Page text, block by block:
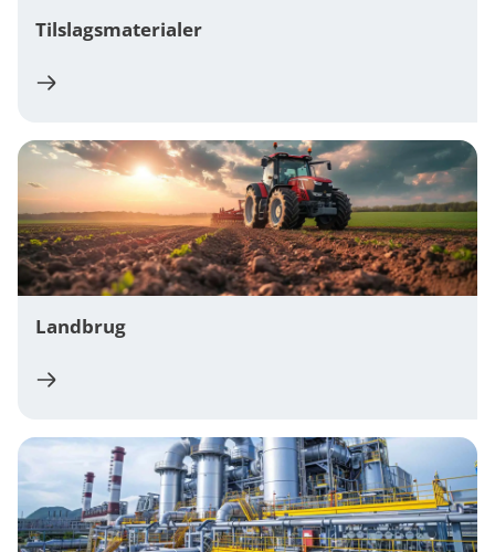
Tilslagsmaterialer
Landbrug